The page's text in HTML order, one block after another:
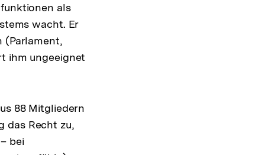
als
wacht. Er
(Parlament,
ihm ungeeignet
88 Mitgliedern
das Recht zu,
bei